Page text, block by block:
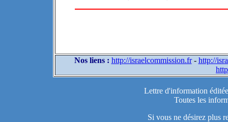
Nos liens : http://israelcommission.fr- http://
Lettre d'information
Toutes les
Si vous ne désirez plus